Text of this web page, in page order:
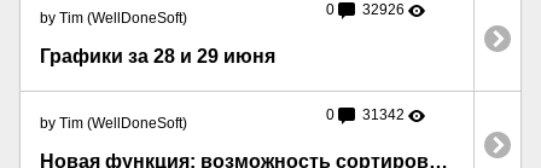
by Tim (WellDoneSoft) 0 32926
Графики за 28 и 29 июня
by Tim (WellDoneSoft) 0 31342
Новая функция: возможность сортировать графики вручную